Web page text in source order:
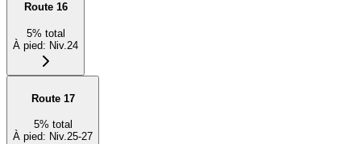
Route 16
5% total
À pied: Niv.24
Route 17
5% total
À pied: Niv.25-27